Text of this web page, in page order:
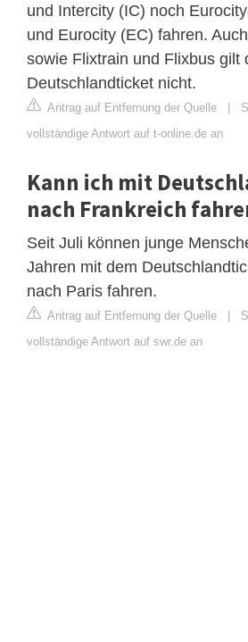
und Intercity (IC) noch
und Eurocity (EC) fahren.
sowie Flixtrain und Flixbus gilt
Deutschlandticket nicht.
Antrag auf Entfernung der Quelle |
vollständige Antwort auf t-online.de an
Kann ich mit
nach Frankreich
Seit Juli können junge
Jahren mit dem
nach Paris fahren.
Antrag auf Entfernung der Quelle |
vollständige Antwort auf swr.de an